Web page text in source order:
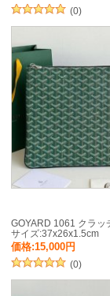
(0)
GOYARD 1061 クラッ
サイズ:37x26x1.5cm
価格:15,000円
(0)